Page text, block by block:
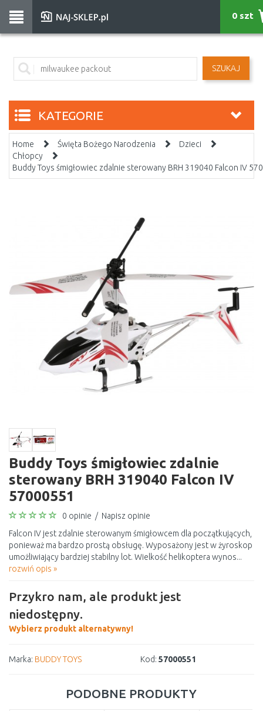
SZUKAJ
0 szt
KATEGORIE
Home Święta Bożego Narodzenia
Dzieci
Chłopcy
Buddy Toys śmigłowiec zdalnie sterowany BRH 319040 Falcon IV
Buddy Toys śmigłowiec zdalnie
sterowany BRH 319040 Falcon IV
57000551
0 opinie / Napisz opinie
Falcon IV jest zdalnie sterowanym śmigłowcem dla początkujących,
ponieważ ma bardzo prostą obsługę. Wyposażony jest w żyroskop
umożliwiający bardziej stabilny lot. Wielkość helikoptera wynos...
rozwiń opis »
Przykro nam, ale produkt jest
niedostępny.
Wybierz produkt alternatywny!
Marka: BUDDY TOYS Kod: 57000551
PODOBNE PRODUKTY